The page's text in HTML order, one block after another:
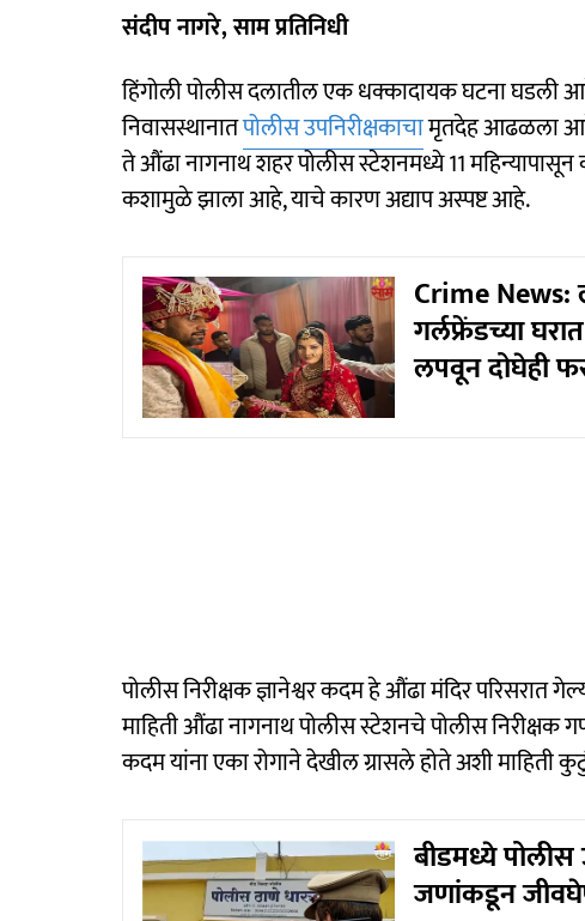
संदीप नागरे, साम प्रतिनिधी
हिंगोली पोलीस दलातील एक धक्कादायक घटना घडली
निवासस्थानातपोलीस उपनिरीक्षकाचामृतदेह आढळला आहे.
ते औंढा नागनाथ शहर पोलीस स्टेशनमध्ये 11 महिन्यापासून
कशामुळे झाला आहे, याचे कारण अद्याप अस्पष्ट आहे.
Crime News:
गर्लफ्रेंडच्या
लपवून दोघेही
पोलीस निरीक्षक ज्ञानेश्वर कदम हे औंढा मंदिर परिसरात
माहिती औंढा नागनाथ पोलीस स्टेशनचे पोलीस निरीक्षक
कदम यांना एका रोगाने देखील ग्रासले होते अशी माहिती
बीडमध्ये पोलीस
जणांकडून